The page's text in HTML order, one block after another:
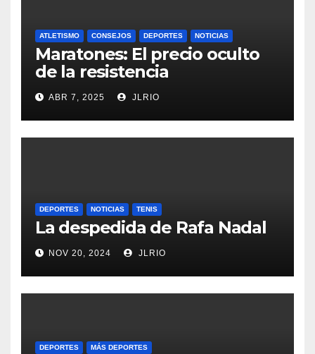
ATLETISMO CONSEJOS DEPORTES NOTICIAS
Maratones: El precio oculto
de la resistencia
ABR 7, 2025 JLRIO
DEPORTES NOTICIAS TENIS
La despedida de Rafa Nadal
NOV 20, 2024 JLRIO
DEPORTES MÁS DEPORTES